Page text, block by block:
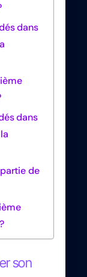
dans
dans
de
son